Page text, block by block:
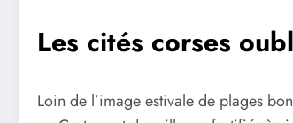
Les cités corses
Loin de l’image estivale de plages